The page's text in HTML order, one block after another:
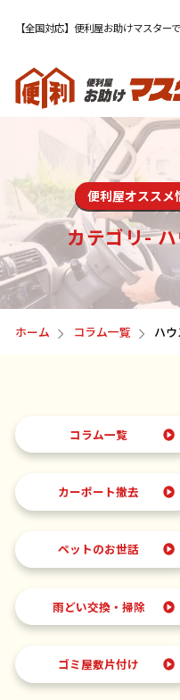
【全国対応】便利屋お助けマスター
便利屋オススメ
カテゴリ-
ホーム コラム一覧 ハ
コラム一覧
カーポート撤去
ペットのお世話
雨どい交換・掃除
ゴミ屋敷片付け